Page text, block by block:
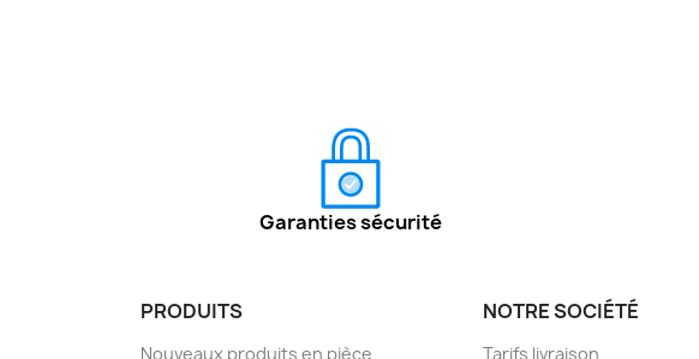
Garanties sécurité
PRODUITS
Nouveaux produits en pièce
NOTRE SOCIÉTÉ
Tarifs livraison